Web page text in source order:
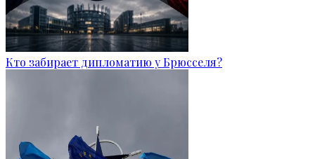
Кто забирает дипломатию у Брюсселя?